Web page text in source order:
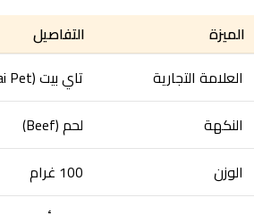
الميزة
التفاصيل
العلامة التجارية
تاي بيت (Thai Pet)
النكهة
لحم (Beef)
الوزن
100 غرام